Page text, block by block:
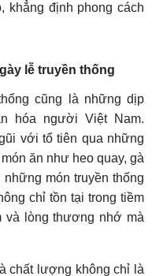
khẳng định phong cách
lễ truyền thống
cũng là những dịp
hóa người Việt Nam.
với tổ tiên qua những
ăn như heo quay, gà
món truyền thống
chỉ tồn tại trong tiềm
và lòng thương nhớ mà
chất lượng không chỉ là